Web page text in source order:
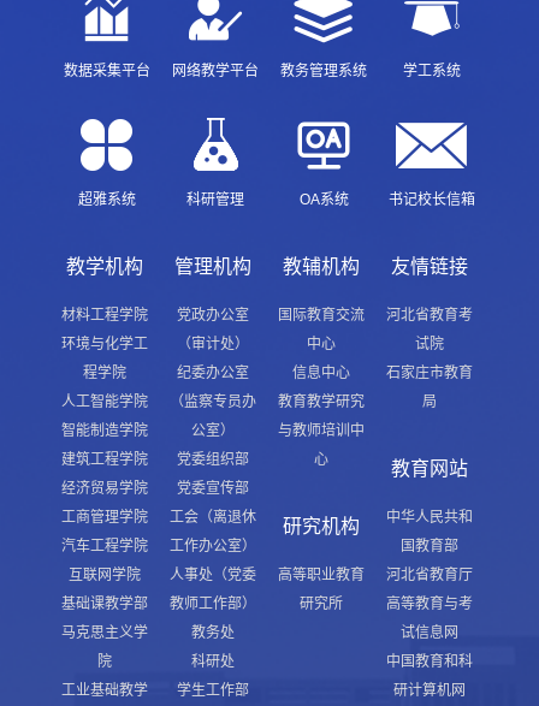
数据采集平台 网络教学平台 教务管理系统 学工系统
超雅系统 科研管理 OA系统 书记校长信箱
教学机构
材料工程学院
环境与化学工
程学院
人工智能学院
智能制造学院
建筑工程学院
经济贸易学院
工商管理学院
汽车工程学院
互联网学院
基础课教学部
马克思主义学
院
工业基础教学
管理机构
党政办公室
（审计处）
纪委办公室
（监察专员办
公室）
党委组织部
党委宣传部
工会（离退休
工作办公室）
人事处（党委
教师工作部）
教务处
科研处
学生工作部
教辅机构
国际教育交流
中心
信息中心
教育教学研究
与教师培训中
心
研究机构
高等职业教育
研究所
友情链接
河北省教育考
试院
石家庄市教育
局
教育网站
中华人民共和
国教育部
河北省教育厅
高等教育与考
试信息网
中国教育和科
研计算机网